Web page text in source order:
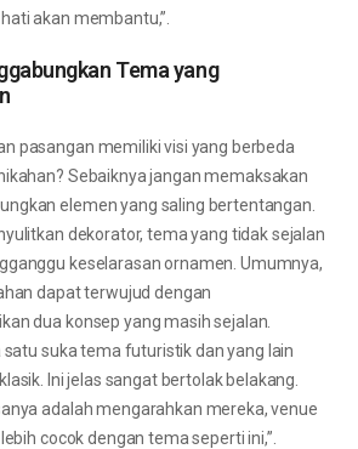
akan membantu,”.
Tema yang
pasangan memiliki visi yang berbeda
Sebaiknya jangan memaksakan
elemen yang saling bertentangan.
dekorator, tema yang tidak sejalan
keselarasan ornamen. Umumnya,
dapat terwujud dengan
dua konsep yang masih sejalan.
satu suka tema futuristik dan yang lain
Ini jelas sangat bertolak belakang.
adalah mengarahkan mereka, venue
cocok dengan tema seperti ini,”.